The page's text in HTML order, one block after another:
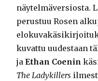
näytelmäversiosta.
perustuu Rosen
kuvattu uudestaan
jaEthan Coenin
The Ladykillers